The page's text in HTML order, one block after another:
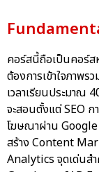
คอร์สนี้ถือเป็นคอร์ส
ต้องการเข้าใจภาพ
เวลาเรียนประมาณ
จะสอนตั้งแต่ SEO
โฆษณาผ่าน
สร้าง Content
Analytics จุดเด่นส